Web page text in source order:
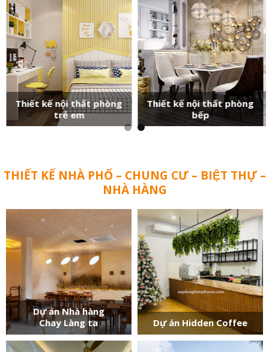
Thiết kế nội thất phòng
trẻ em
Thiết kế nội thất phòng
bếp
THIẾT KẾ NHÀ PHỐ – CHUNG CƯ – BIỆT THỰ –
NHÀ HÀNG
Dự án Nhà hàng
Chay Làng ta
Dự án Hidden Coffee